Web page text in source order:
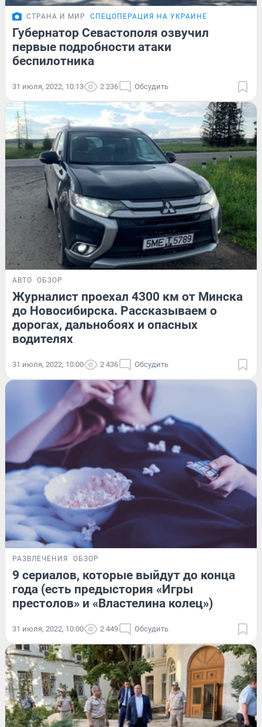
СТРАНА И МИР СПЕЦОПЕРАЦИЯ НА УКРАИНЕ
Губернатор Севастополя озвучил
первые подробности атаки
беспилотника
31 июля, 2022, 10:13 2 236 Обсудить
АВТО ОБЗОР
Журналист проехал 4300 км от Минска
до Новосибирска. Рассказываем о
дорогах, дальнобоях и опасных
водителях
31 июля, 2022, 10:00 2 436 Обсудить
РАЗВЛЕЧЕНИЯ ОБЗОР
9 сериалов, которые выйдут до конца
года (есть предыстория «Игры
престолов» и «Властелина колец»)
31 июля, 2022, 10:00 2 449 Обсудить